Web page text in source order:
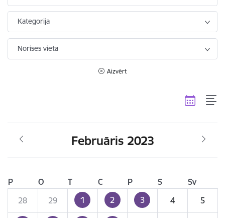
Kategorija
Norises vieta
Aizvērt
Februāris 2023
P O T C P S
Sv
28
29 1 2 3 4 5